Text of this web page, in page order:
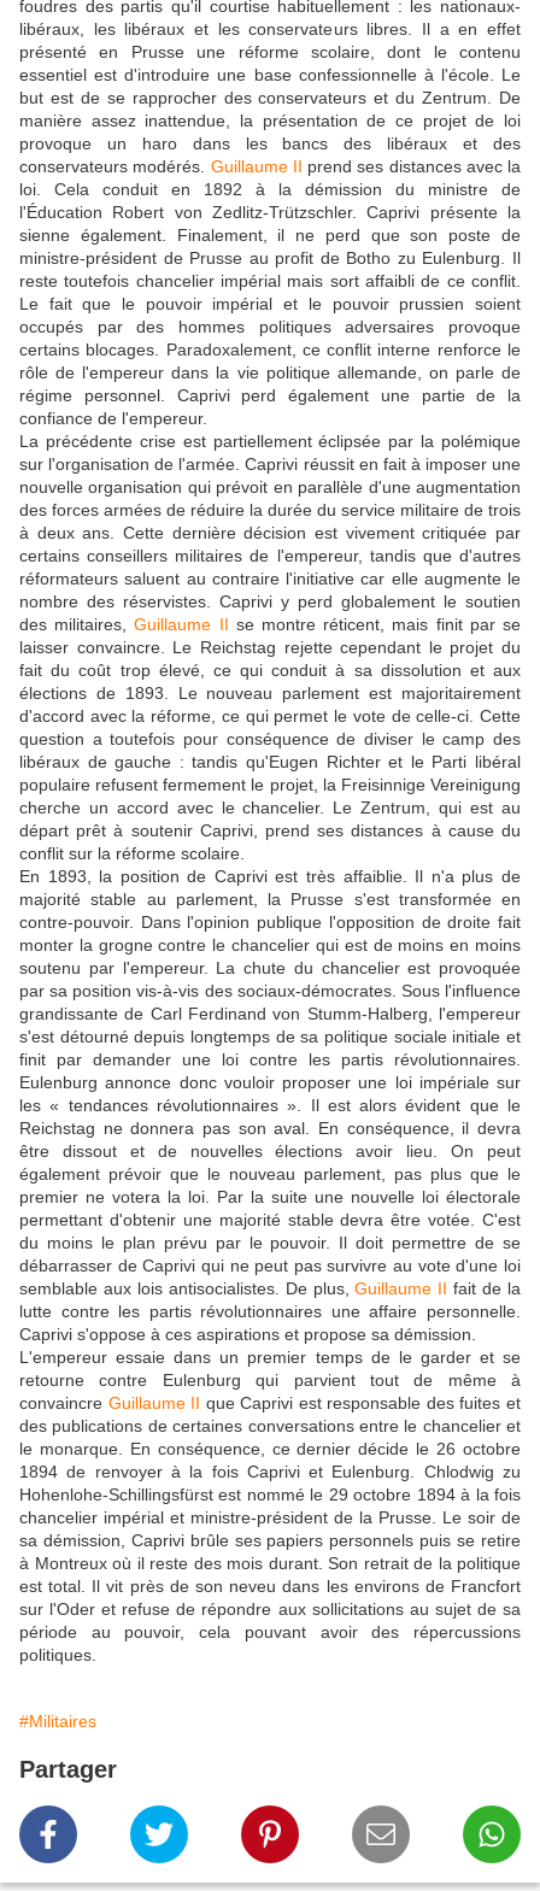
foudres des partis qu'il courtise habituellement : les nationaux-
libéraux, les libéraux et les conservateurs libres. Il a en effet
présenté en Prusse une réforme scolaire, dont le contenu
essentiel est d'introduire une base confessionnelle à l'école. Le
but est de se rapprocher des conservateurs et du Zentrum. De
manière assez inattendue, la présentation de ce projet de loi
provoque un haro dans les bancs des libéraux et des
conservateurs modérés. Guillaume II prend ses distances avec la
loi. Cela conduit en 1892 à la démission du ministre de
l'Éducation Robert von Zedlitz-Trützschler. Caprivi présente la
sienne également. Finalement, il ne perd que son poste de
ministre-président de Prusse au profit de Botho zu Eulenburg. Il
reste toutefois chancelier impérial mais sort affaibli de ce conflit.
Le fait que le pouvoir impérial et le pouvoir prussien soient
occupés par des hommes politiques adversaires provoque
certains blocages. Paradoxalement, ce conflit interne renforce le
rôle de l'empereur dans la vie politique allemande, on parle de
régime personnel. Caprivi perd également une partie de la
confiance de l'empereur.
La précédente crise est partiellement éclipsée par la polémique
sur l'organisation de l'armée. Caprivi réussit en fait à imposer une
nouvelle organisation qui prévoit en parallèle d'une augmentation
des forces armées de réduire la durée du service militaire de trois
à deux ans. Cette dernière décision est vivement critiquée par
certains conseillers militaires de l'empereur, tandis que d'autres
réformateurs saluent au contraire l'initiative car elle augmente le
nombre des réservistes. Caprivi y perd globalement le soutien
des militaires,Guillaume II se montre réticent, mais finit par se
laisser convaincre. Le Reichstag rejette cependant le projet du
fait du coût trop élevé, ce qui conduit à sa dissolution et aux
élections de 1893. Le nouveau parlement est majoritairement
d'accord avec la réforme, ce qui permet le vote de celle-ci. Cette
question a toutefois pour conséquence de diviser le camp des
libéraux de gauche : tandis qu'Eugen Richter et le Parti libéral
populaire refusent fermement le projet, la Freisinnige Vereinigung
cherche un accord avec le chancelier. Le Zentrum, qui est au
départ prêt à soutenir Caprivi, prend ses distances à cause du
conflit sur la réforme scolaire.
En 1893, la position de Caprivi est très affaiblie. Il n'a plus de
majorité stable au parlement, la Prusse s'est transformée en
contre-pouvoir. Dans l'opinion publique l'opposition de droite fait
monter la grogne contre le chancelier qui est de moins en moins
soutenu par l'empereur. La chute du chancelier est provoquée
par sa position vis-à-vis des sociaux-démocrates. Sous l'influence
grandissante de Carl Ferdinand von Stumm-Halberg, l'empereur
s'est détourné depuis longtemps de sa politique sociale initiale et
finit par demander une loi contre les partis révolutionnaires.
Eulenburg annonce donc vouloir proposer une loi impériale sur
les « tendances révolutionnaires ». Il est alors évident que le
Reichstag ne donnera pas son aval. En conséquence, il devra
être dissout et de nouvelles élections avoir lieu. On peut
également prévoir que le nouveau parlement, pas plus que le
premier ne votera la loi. Par la suite une nouvelle loi électorale
permettant d'obtenir une majorité stable devra être votée. C'est
du moins le plan prévu par le pouvoir. Il doit permettre de se
débarrasser de Caprivi qui ne peut pas survivre au vote d'une loi
semblable aux lois antisocialistes. De plus,Guillaume II fait de la
lutte contre les partis révolutionnaires une affaire personnelle.
Caprivi s'oppose à ces aspirations et propose sa démission.
L'empereur essaie dans un premier temps de le garder et se
retourne contre Eulenburg qui parvient tout de même à
convaincre Guillaume II que Caprivi est responsable des fuites et
des publications de certaines conversations entre le chancelier et
le monarque. En conséquence, ce dernier décide le 26 octobre
1894 de renvoyer à la fois Caprivi et Eulenburg. Chlodwig zu
Hohenlohe-Schillingsfürst est nommé le 29 octobre 1894 à la fois
chancelier impérial et ministre-président de la Prusse. Le soir de
sa démission, Caprivi brûle ses papiers personnels puis se retire
à Montreux où il reste des mois durant. Son retrait de la politique
est total. Il vit près de son neveu dans les environs de Francfort
sur l'Oder et refuse de répondre aux sollicitations au sujet de sa
période au pouvoir, cela pouvant avoir des répercussions
politiques.
#Militaires
Partager